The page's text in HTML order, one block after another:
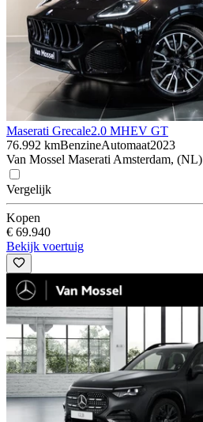
Maserati Grecale2.0 MHEV GT
76.992 kmBenzineAutomaat2023
Van Mossel Maserati Amsterdam, (NL)
Vergelijk
Kopen
€ 69.940
Bekijk voertuig